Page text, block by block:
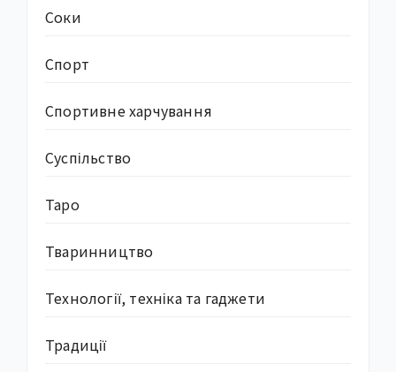
Соки
Спорт
Спортивне харчування
Суcпільство
Таро
Тваринництво
Технології, техніка та гаджети
Традиції